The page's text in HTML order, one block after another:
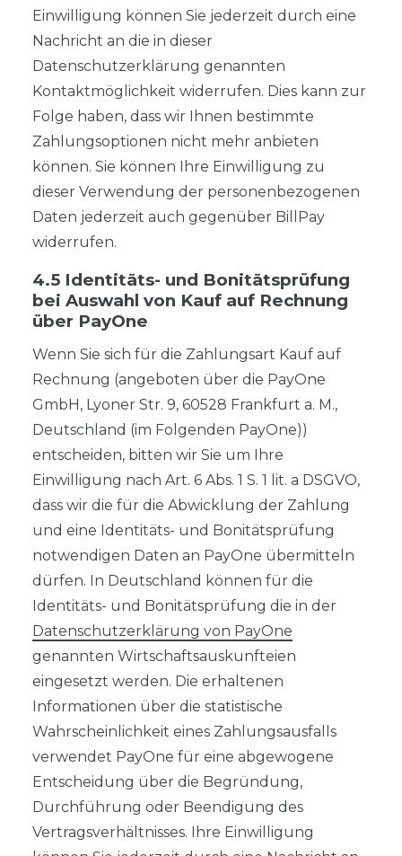
Einwilligung können Sie jederzeit durch eine
Nachricht an die in dieser
Datenschutzerklärung genannten
Kontaktmöglichkeit widerrufen. Dies kann zur
Folge haben, dass wir Ihnen bestimmte
Zahlungsoptionen nicht mehr anbieten
können. Sie können Ihre Einwilligung zu
dieser Verwendung der personenbezogenen
Daten jederzeit auch gegenüber BillPay
widerrufen.
4.5 Identitäts- und Bonitätsprüfung
bei Auswahl von Kauf auf Rechnung
über PayOne
Wenn Sie sich für die Zahlungsart Kauf auf
Rechnung (angeboten über die PayOne
GmbH, Lyoner Str. 9, 60528 Frankfurt a. M.,
Deutschland (im Folgenden PayOne))
entscheiden, bitten wir Sie um Ihre
Einwilligung nach Art. 6 Abs. 1 S. 1 lit. a DSGVO,
dass wir die für die Abwicklung der Zahlung
und eine Identitäts- und Bonitätsprüfung
notwendigen Daten an PayOne übermitteln
dürfen. In Deutschland können für die
Identitäts- und Bonitätsprüfung die in der
Datenschutzerklärung von PayOne
genannten Wirtschaftsauskunfteien
eingesetzt werden. Die erhaltenen
Informationen über die statistische
Wahrscheinlichkeit eines Zahlungsausfalls
verwendet PayOne für eine abgewogene
Entscheidung über die Begründung,
Durchführung oder Beendigung des
Vertragsverhältnisses. Ihre Einwilligung